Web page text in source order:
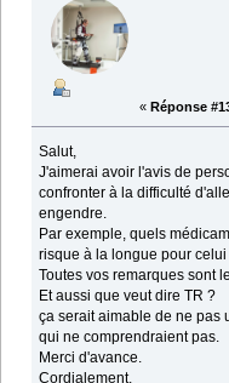
« Réponse
Salut,
J'aimerai avoir l'avis de
confronter à la difficulté
engendre.
Par exemple, quels
risque à la longue pour
Toutes vos remarques sont
Et aussi que veut dire TR ?
ça serait aimable de ne pas
qui ne comprendraient pas.
Merci d'avance.
Cordialement.